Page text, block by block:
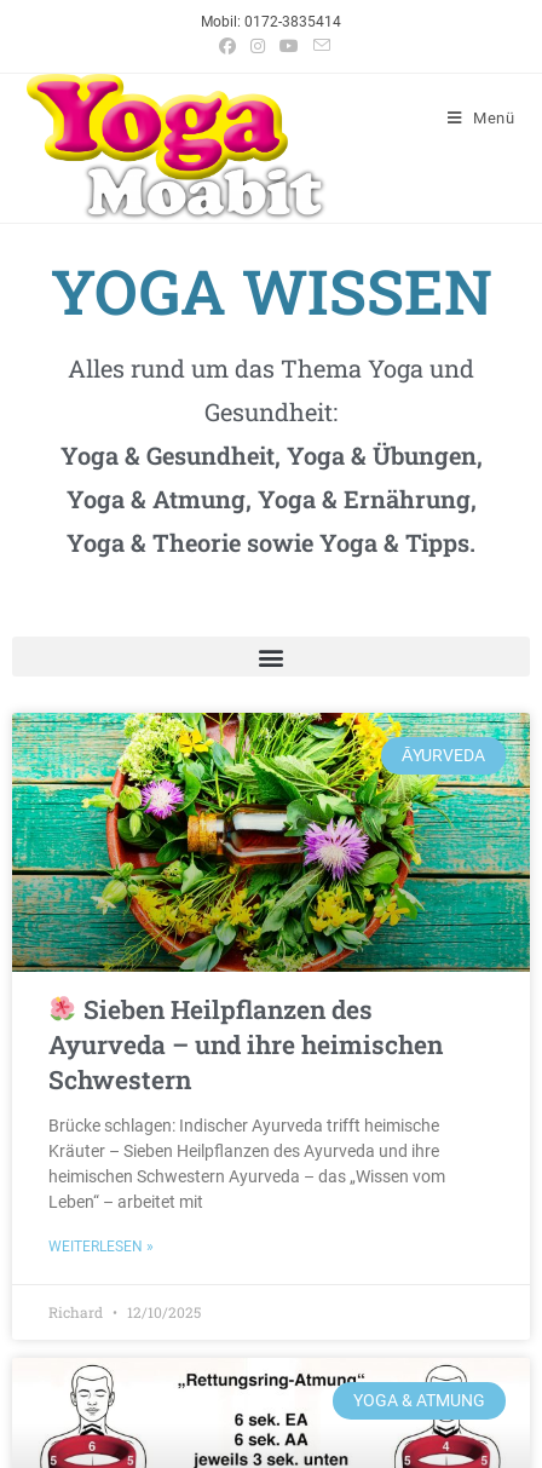
Mobil: 0172-3835414
Menü
YOGA WISSEN
Alles rund um das Thema Yoga und
Gesundheit:
Yoga & Gesundheit, Yoga & Übungen,
Yoga & Atmung, Yoga & Ernährung,
Yoga & Theorie sowie Yoga & Tipps.
ĀYURVEDA
Sieben Heilpflanzen des
Ayurveda – und ihre heimischen
Schwestern
Brücke schlagen: Indischer Ayurveda trifft heimische
Kräuter – Sieben Heilpflanzen des Ayurveda und ihre
heimischen Schwestern Ayurveda – das „Wissen vom
Leben“ – arbeitet mit
WEITERLESEN »
Richard 12/10/2025
YOGA & ATMUNG